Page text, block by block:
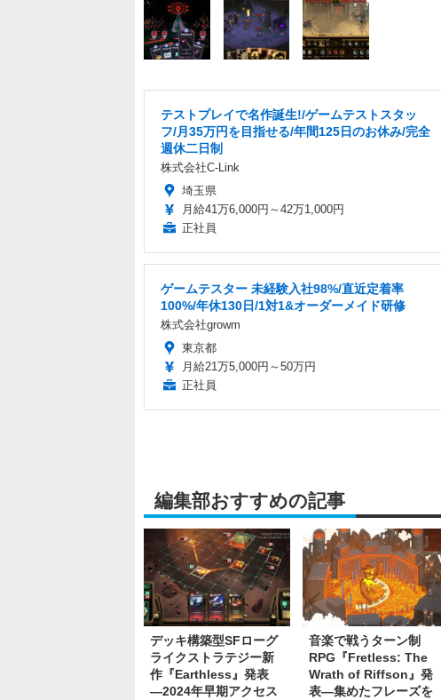
テストプレイで名作誕生!/ゲームテストスタッ
フ/月35万円を目指せる/年間125日のお休み/完全
週休二日制
株式会社C-Link
埼玉県
月給41万6,000円～42万1,000円
正社員
ゲームテスター 未経験入社98%/直近定着率
100%/年休130日/1対1&オーダーメイド研修
株式会社growm
東京都
月給21万5,000円～50万円
正社員
編集部おすすめの記事
デッキ構築型SFローグ
ライクストラテジー新
作『Earthless』発表
―2024年早期アクセス
音楽で戦うターン制
RPG『Fretless: The
Wrath of Riffson』発
表―集めたフレーズを